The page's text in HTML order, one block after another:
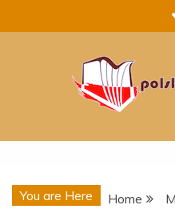
to
You are Here Home